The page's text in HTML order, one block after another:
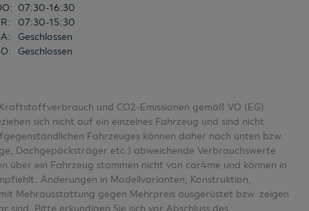
: 07:30-16:30
:
07:30-15:30
:
Geschlossen
: Geschlossen
und CO2-Emissionen gemäß VO (EG)
sich nicht auf ein einzelnes Fahrzeug und sind nicht
Fahrzeuges können daher nach unten bzw.
Dachgepäcksträger etc.) abweichende Verbrauchswerte
über ein Fahrzeug stammen nicht von car4me und können in
Änderungen in Modellvarianten, Konstruktion,
Mehrausstattung gegen Mehrpreis ausgerüstet bzw. zeigen
Bitte erkundigen Sie sich vor Abschluss des